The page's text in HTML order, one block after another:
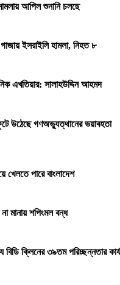
আপিল শুনানি চলছে
ইসরাইলি হামলা, নিহত ৮
এখতিয়ার: সালাহউদ্দিন আহমদ
উঠেছে গণঅভ্যুত্থানের ভয়াবহতা
খেলতে পারে বাংলাদেশ
না মানায় শপিংমল বন্ধ
বিডি ক্লিনের ৩৯তম পরিচ্ছন্নতার